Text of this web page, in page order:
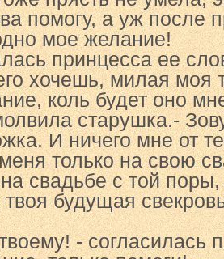
помогу, а уж после
мое желание!
принцесса ее
хочешь, милая моя
коль будет оно
старушка.-
И ничего мне от
только на свою
свадьбе с той поры,
твоя будущая
- согласилась